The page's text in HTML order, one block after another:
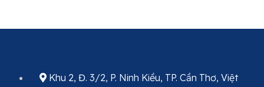
Khu 2, Đ. 3/2, P. Ninh Kiều, TP. Cần Thơ, Việt